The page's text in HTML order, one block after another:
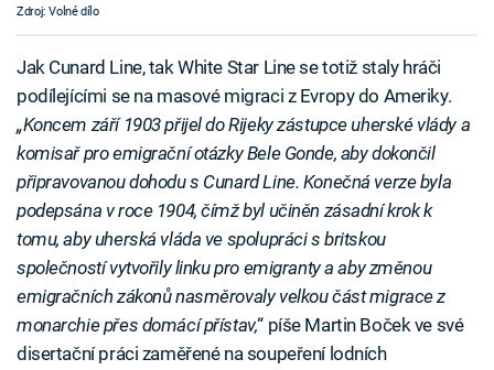
Zdroj: Volné dílo
Jak Cunard Line, tak White Star Line se totiž staly hráči
podílejícími se na masové migraci z Evropy do Ameriky.
„Koncem září 1903 přijel do Rijeky zástupce uherské vlády a
komisař pro emigrační otázky Bele Gonde, aby dokončil
připravovanou dohodu s Cunard Line. Konečná verze byla
podepsána v roce 1904, čímž byl učiněn zásadní krok k
tomu, aby uherská vláda ve spolupráci s britskou
společností vytvořily linku pro emigranty a aby změnou
emigračních zákonů nasměrovaly velkou část migrace z
monarchie přes domácí přístav,“ píše Martin Boček ve své
disertační práci zaměřené na soupeření lodních